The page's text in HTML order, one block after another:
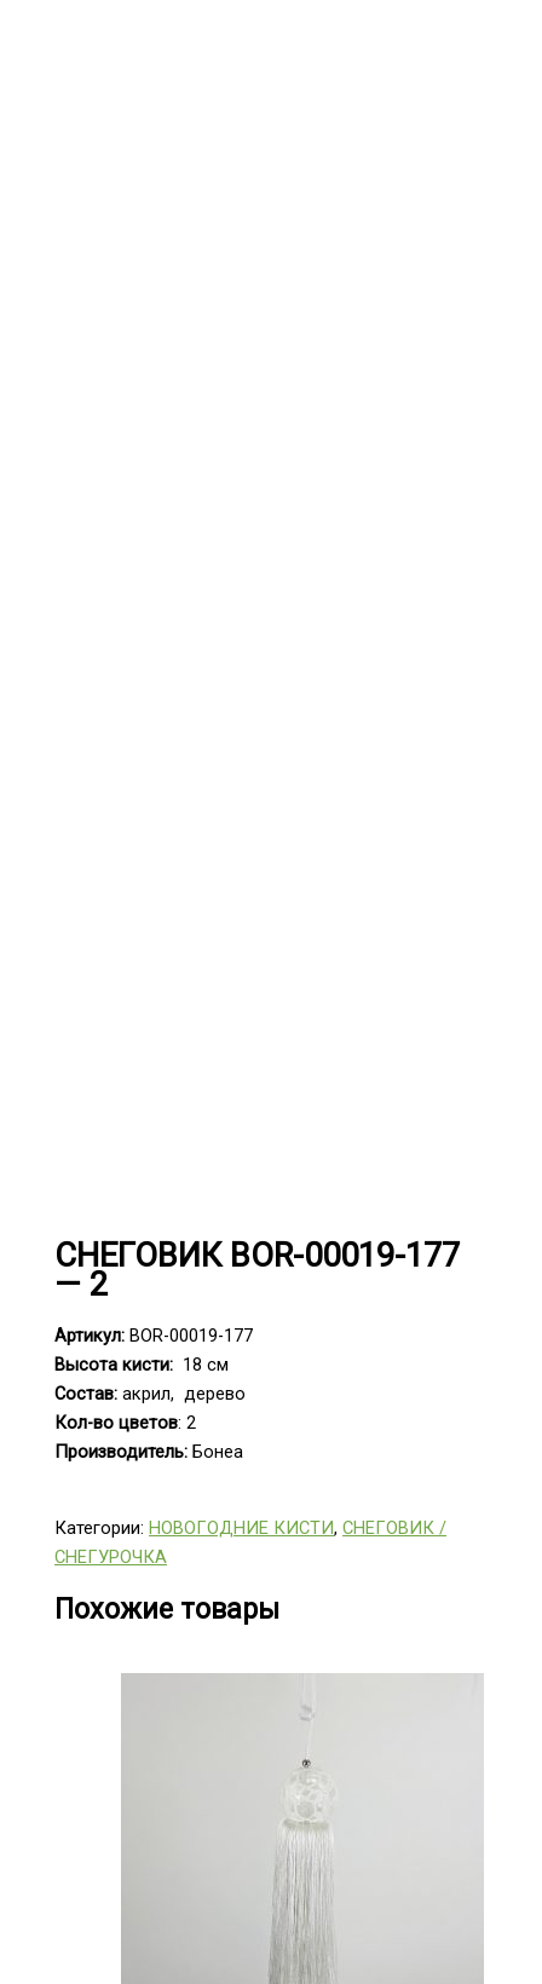
СНЕГОВИК BOR-00019-177
— 2
Артикул: BOR-00019-177
Высота кисти: 18 см
Состав: акрил, дерево
Кол-во цветов: 2
Производитель: Бонеа
Категории:НОВОГОДНИЕ КИСТИ,СНЕГОВИК /
СНЕГУРОЧКА
Похожие товары